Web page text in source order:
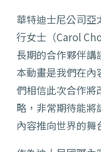
華特迪士尼公司亞
行女士（Carol
長期的合作夥伴講
本動畫是我們在
們相信此次合作將
略，非常期待能將
內容推向世界的舞